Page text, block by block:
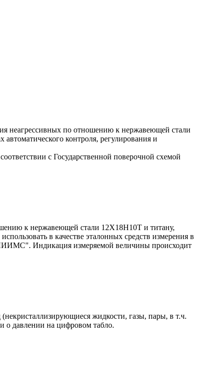
неагрессивных по отношению к нержавеющей стали
контроля, регулирования и
с Государственной поверочной схемой
к нержавеющей стали 12X18H10T и титану,
в качестве эталонных средств измерения в
Индикация измеряемой величины происходит
жидкости, газы, пары, в т.ч.
о давлении на цифровом табло.